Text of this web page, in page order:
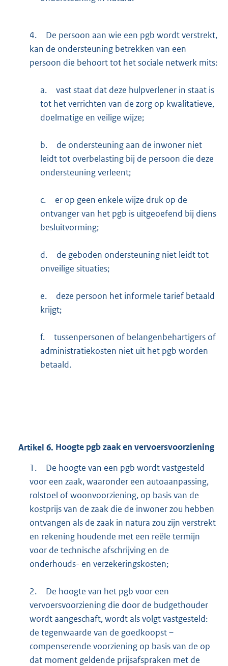
4.
De persoon aan wie een pgb wordt verstrekt,
kan de ondersteuning betrekken van een
persoon die behoort tot het sociale netwerk mits:
a.
vast staat dat deze hulpverlener in staat is
tot het verrichten van de zorg op kwalitatieve,
doelmatige en veilige wijze;
b.
de ondersteuning aan de inwoner niet
leidt tot overbelasting bij de persoon die deze
ondersteuning verleent;
c.
er op geen enkele wijze druk op de
ontvanger van het pgb is uitgeoefend bij diens
besluitvorming;
d.
de geboden ondersteuning niet leidt tot
onveilige situaties;
e.
deze persoon het informele tarief betaald
krijgt;
f.
tussenpersonen of belangenbehartigers of
administratiekosten niet uit het pgb worden
betaald.
Artikel 6. Hoogte pgb zaak en vervoersvoorziening
1.
De hoogte van een pgb wordt vastgesteld
voor een zaak, waaronder een autoaanpassing,
rolstoel of woonvoorziening, op basis van de
kostprijs van de zaak die de inwoner zou hebben
ontvangen als de zaak in natura zou zijn verstrekt
en rekening houdende met een reële termijn
voor de technische afschrijving en de
onderhouds- en verzekeringskosten;
2.
De hoogte van het pgb voor een
vervoersvoorziening die door de budgethouder
wordt aangeschaft, wordt als volgt vastgesteld:
de tegenwaarde van de goedkoopst –
compenserende voorziening op basis van de op
dat moment geldende prijsafspraken met de